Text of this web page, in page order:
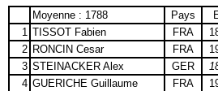
Moyenne : 1788 Pays
1 TISSOT Fabien FRA
2 RONCIN Cesar FRA
3 STEINACKER Alex GER
4 GUERICHE Guillaume FRA